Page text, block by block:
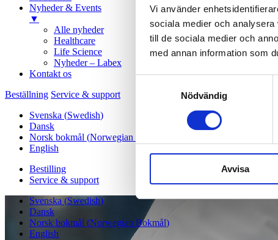
Vi använder
sociala medier och
till de sociala medier och
med annan information som
Nödvändig
Avvisa
Nyheder & Events
▼
Alle nyheder
Healthcare
Life Science
Nyheder – Labex
Kontakt os
Beställning Service & support
Svenska (Swedish)
Dansk
Norsk bokmål (Norwegian Bokmål
English
Bestilling
Service & support
Svenska (Swedish)
Dansk
Norsk bokmål (Norwegian Bokmål)
English